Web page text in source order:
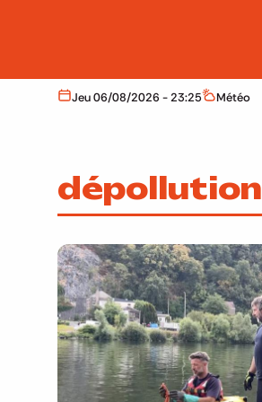
Aujourd'hui
Jeu 06/08/2026 - 23:25 Météo
Météo
dépollution